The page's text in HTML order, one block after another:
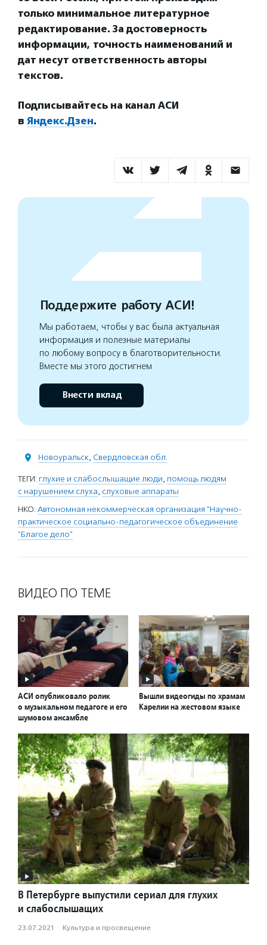
только минимальное литературное
редактирование. За достоверность
информации, точность наименований и
дат несут ответственность авторы
текстов.
Подписывайтесь на канал АСИ
в Яндекс.Дзен.
Поддержите работу АСИ!
Мы работаем, чтобы у вас была актуальная
информация и полезные материалы
по любому вопросу в благотворительности.
Вместе мы этого достигнем
Внести вклад
Новоуральск, Свердловская обл.
ТЕГИ: глухие и слабослышащие люди, помощь людям
с нарушением слуха, слуховые аппараты
НКО: Автономная некоммерческая организация "Научно-
практическое социально-педагогическое объединение
"Благое дело"
ВИДЕО ПО ТЕМЕ
АСИ опубликовало ролик
о музыкальном педагоге и его
шумовом ансамбле
Вышли видеогиды по храмам
Карелии на жестовом языке
В Петербурге выпустили сериал для глухих
и слабослышащих
23.07.2021 · Культура и просвещение